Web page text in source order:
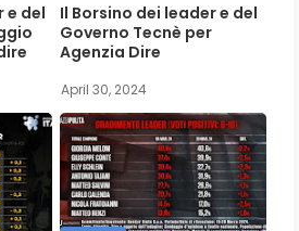
e del
Il Borsino dei leader e del
Governo Tecnè per
Agenzia Dire
April 30, 2024